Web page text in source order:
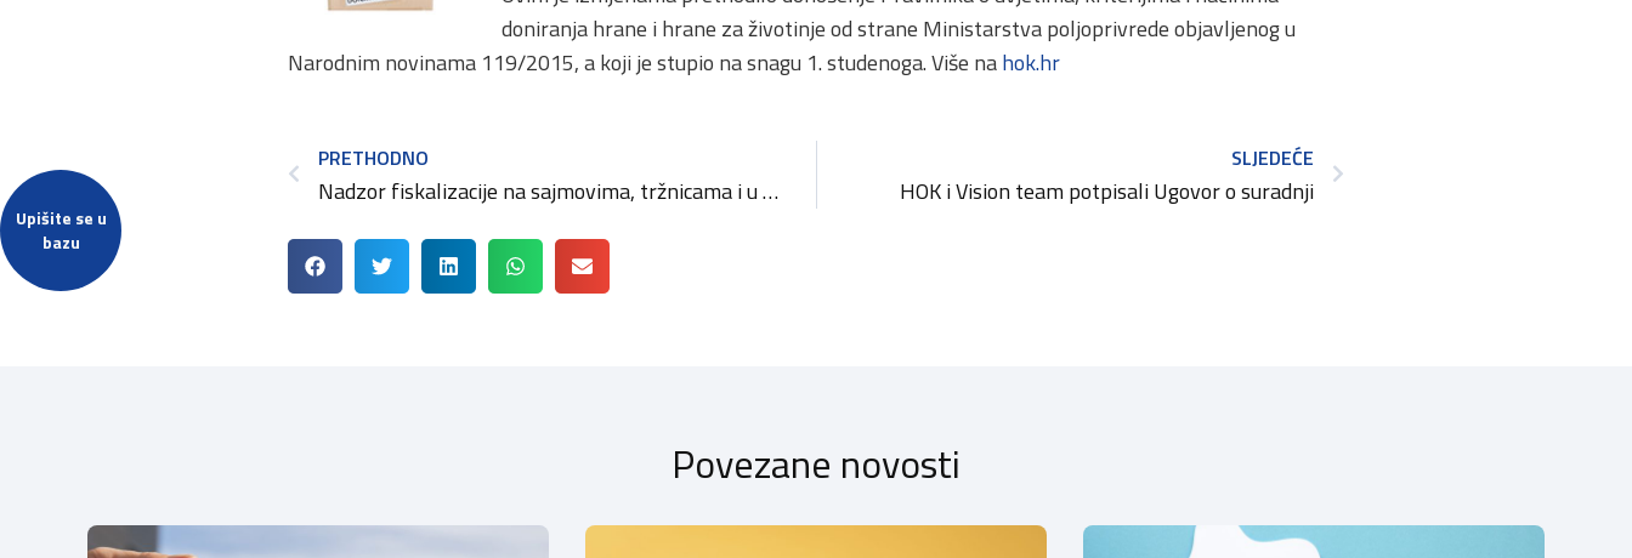
Upišite se u
bazu
doniranja hrane i hrane za životinje od strane Ministarstva poljoprivrede objavljenog u
Narodnim novinama 119/2015, a koji je stupio na snagu 1. studenoga. Više nahok.hr
PRETHODNO
Nadzor fiskalizacije na sajmovima, tržnicama i u trgovinama 3.-5.12.
SLJEDEĆE
HOK i Vision team potpisali Ugovor o suradnji
Povezane novosti